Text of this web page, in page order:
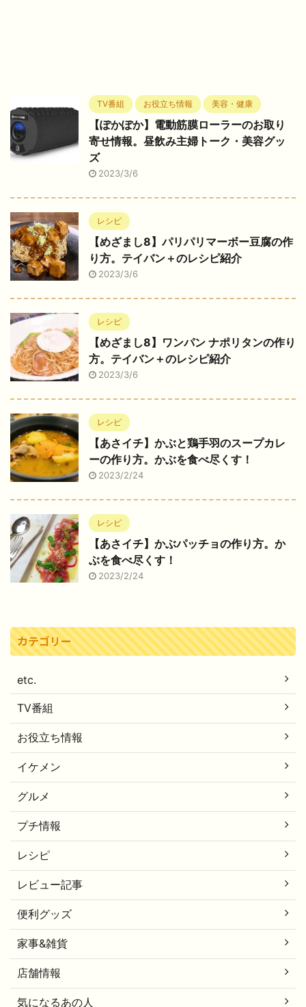
TV番組 お役立ち情報 美容・健康
【ぽかぽか】電動筋膜ローラーのお取り
寄せ情報。昼飲み主婦トーク・美容グッ
ズ
2023/3/6
レシピ
【めざまし8】パリパリマーボー豆腐の作
り方。テイバン＋のレシピ紹介
2023/3/6
レシピ
【めざまし8】ワンパン ナポリタンの作り
方。テイバン＋のレシピ紹介
2023/3/6
レシピ
【あさイチ】かぶと鶏手羽のスープカレ
ーの作り方。かぶを食べ尽くす！
2023/2/24
レシピ
【あさイチ】かぶパッチョの作り方。か
ぶを食べ尽くす！
2023/2/24
カテゴリー
etc.
TV番組
お役立ち情報
イケメン
グルメ
プチ情報
レシピ
レビュー記事
便利グッズ
家事&雑貨
店舗情報
気になるあの人